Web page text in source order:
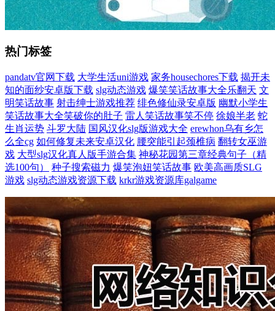
热门标签
pandatv官网下载 大学生活uni游戏 家务housechores下载 揭开未
知的面纱安卓版下载 slg动态游戏 爆笑笑话故事大全乐翻天 文
明笑话故事 射击绅士游戏推荐 绯色修仙录安卓版 幽默小学生
笑话故事大全笑破你的肚子 雷人笑话故事笑不停 徐娘半老 蛇
生肖运势 斗罗大陆 国风汉化slg版游戏大全 erewhon乌有乡怎
么全cg 如何修复未来安卓汉化 腰突能引起颈椎病 翻转女巫游
戏 大型slg汉化真人版手游合集 神秘花园第三章经典句子（精
选100句）
种子搜索磁力 爆笑泡妞笑话故事 欧美高画质SLG
游戏 slg动态游戏资源下载 krkr游戏资源库galgame